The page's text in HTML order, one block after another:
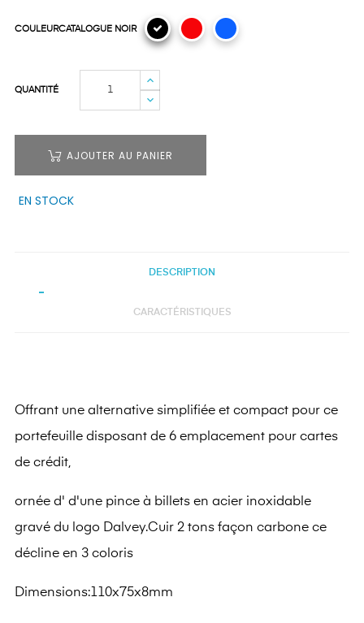
COULEURCATALOGUE NOIR
QUANTITÉ
AJOUTER AU PANIER
EN STOCK
DESCRIPTION
CARACTÉRISTIQUES
Offrant une alternative simplifiée et compact pour ce
portefeuille disposant de 6 emplacement pour cartes
de crédit,
ornée d' d'une pince à billets en acier inoxidable
gravé du logo Dalvey.Cuir 2 tons façon carbone ce
décline en 3 coloris
Dimensions:110x75x8mm